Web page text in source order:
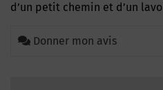
d’un petit chemin et d’un
Donner mon avis